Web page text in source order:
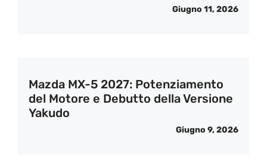
Giugno 11, 2026
Mazda MX-5 2027: Potenziamento
del Motore e Debutto della Versione
Yakudo
Giugno 9, 2026